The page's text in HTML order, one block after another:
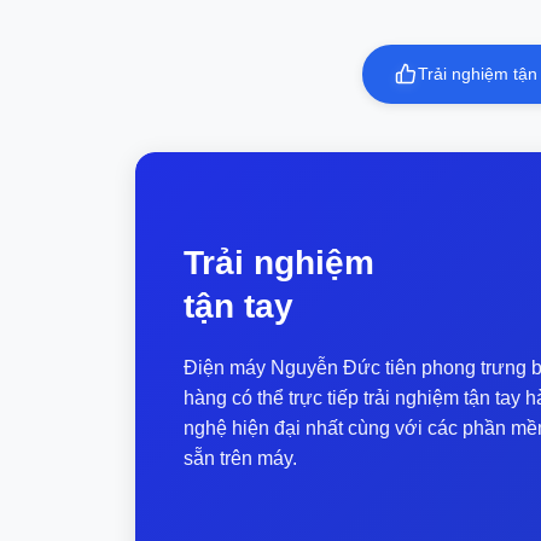
Trải nghiệm tận
Trải nghiệm
tận tay
Điện máy Nguyễn Đức tiên phong trưng
hàng có thể trực tiếp trải nghiệm tận tay
nghệ hiện đại nhất cùng với các phần
sẵn trên máy.